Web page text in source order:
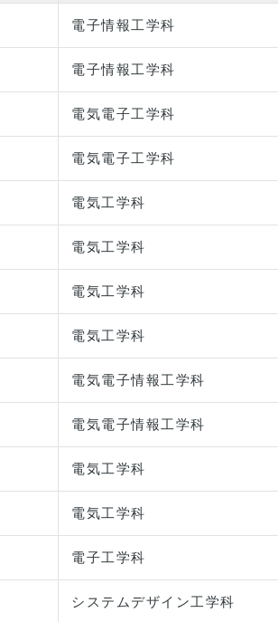
電子情報工学科
電子情報工学科
電気電子工学科
電気電子工学科
電気工学科
電気工学科
電気工学科
電気工学科
電気電子情報工学科
電気電子情報工学科
電気工学科
電気工学科
電子工学科
システムデザイン工学科